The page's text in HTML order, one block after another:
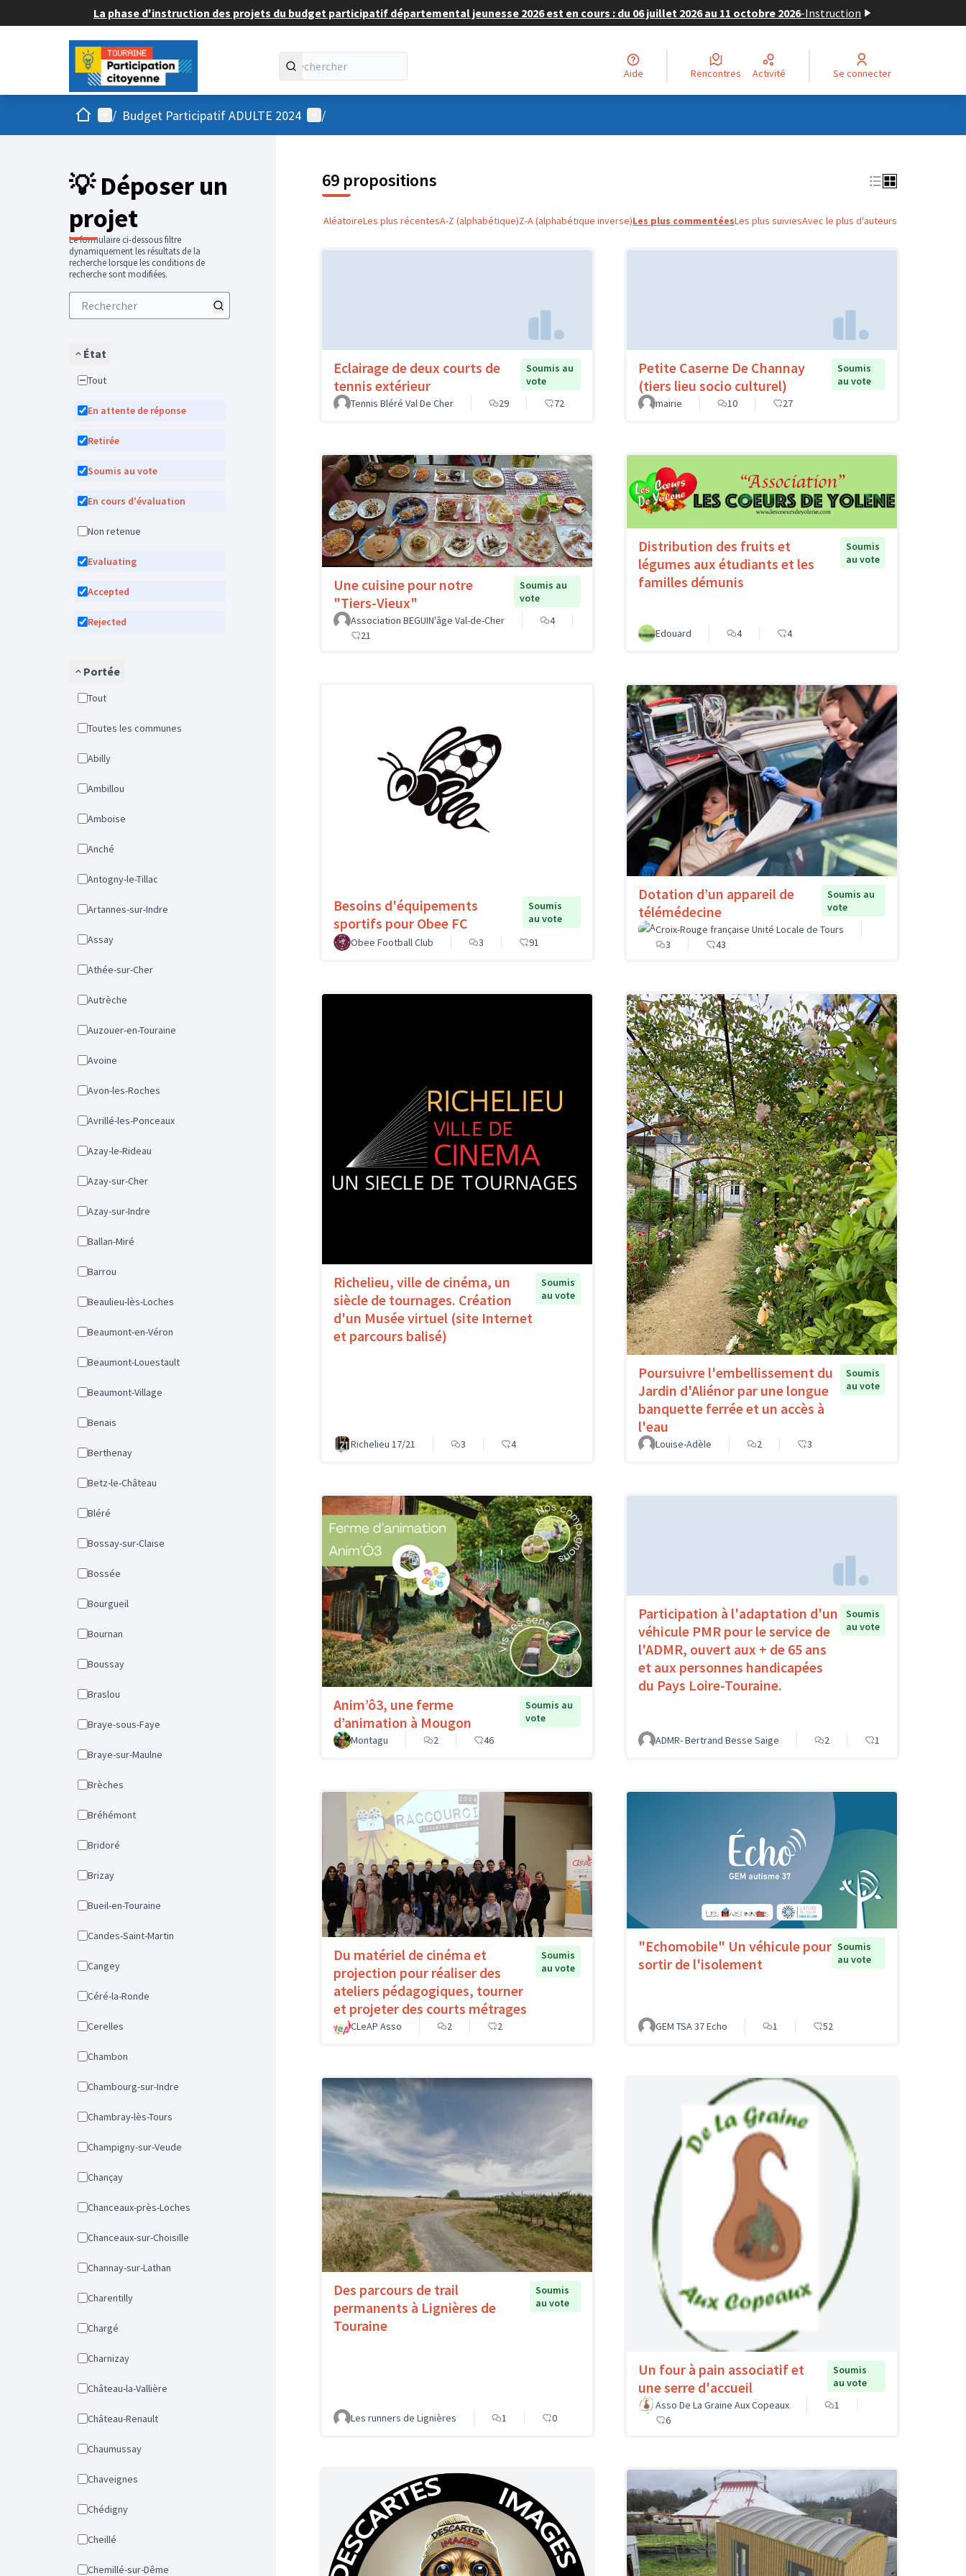
La phase d'instruction des projets du budget participatif départemental jeunesse 2026 est en cours : du 06 juillet 2026 au 11 octobre 2026-Instruction
Aide Rencontres Activité Se connecter
AccueilMenu principal
/ Budget Participatif ADULTE 2024 Menu utilisateur
/
💡 Déposer un
projet
Le formulaire ci-dessous filtre
dynamiquement les résultats de la
recherche lorsque les conditions de
recherche sont modifiées.
État
Tout
En attente de réponse
Retirée
Soumis au vote
En cours d'évaluation
Non retenue
Evaluating
Accepted
Rejected
Portée
Tout
Toutes les communes
Abilly
Ambillou
Amboise
Anché
Antogny-le-Tillac
Artannes-sur-Indre
Assay
Athée-sur-Cher
Autrèche
Auzouer-en-Touraine
Avoine
Avon-les-Roches
Avrillé-les-Ponceaux
Azay-le-Rideau
Azay-sur-Cher
Azay-sur-Indre
Ballan-Miré
Barrou
Beaulieu-lès-Loches
Beaumont-en-Véron
Beaumont-Louestault
Beaumont-Village
Benais
Berthenay
Betz-le-Château
Bléré
Bossay-sur-Claise
Bossée
Bourgueil
Bournan
Boussay
Braslou
Braye-sous-Faye
Braye-sur-Maulne
Brèches
Bréhémont
Bridoré
Brizay
Bueil-en-Touraine
Candes-Saint-Martin
Cangey
Céré-la-Ronde
Cerelles
Chambon
Chambourg-sur-Indre
Chambray-lès-Tours
Champigny-sur-Veude
Chançay
Chanceaux-près-Loches
Chanceaux-sur-Choisille
Channay-sur-Lathan
Charentilly
Chargé
Charnizay
Château-la-Vallière
Château-Renault
Chaumussay
Chaveignes
Chédigny
Cheillé
Chemillé-sur-Dême
69 propositions
AléatoireLes plus récentesA-Z (alphabétique)Z-A (alphabétique inverse)Les plus commentéesLes plus suiviesAvec le plus d'auteurs
Eclairage de deux courts de
tennis extérieur
Soumis au
vote
Tennis Bléré Val De Cher
29 72
Petite Caserne De Channay
(tiers lieu socio culturel)
Soumis
au vote
mairie
10 27
Une cuisine pour notre
"Tiers-Vieux"
Soumis au
vote
Association BEGUIN'âge Val-de-Cher
4
21
Distribution des fruits et
légumes aux étudiants et les
familles démunis
Soumis
au vote
Edouard 4 4
Besoins d'équipements
sportifs pour Obee FC
Soumis
au vote
Obee Football Club
3 91
Dotation d’un appareil de
télémédecine
Soumis au
vote
Croix-Rouge française Unité Locale de Tours
3
43
Richelieu, ville de cinéma, un
siècle de tournages. Création
d'un Musée virtuel (site Internet
et parcours balisé)
Soumis
au vote
Richelieu 17/21 3 4
Poursuivre l'embellissement du
Jardin d'Aliénor par une longue
banquette ferrée et un accès à
l'eau
Soumis
au vote
Louise-Adèle 2 3
Anim’ô3, une ferme
d’animation à Mougon
Soumis au
vote
Montagu
2 46
Participation à l'adaptation d'un
véhicule PMR pour le service de
l'ADMR, ouvert aux + de 65 ans
et aux personnes handicapées
du Pays Loire-Touraine.
Soumis
au vote
ADMR- Bertrand Besse Saige 2 1
Du matériel de cinéma et
projection pour réaliser des
ateliers pédagogiques, tourner
et projeter des courts métrages
Soumis
au vote
CLeAP Asso 2 2
"Echomobile" Un véhicule pour
sortir de l'isolement
Soumis
au vote
GEM TSA 37 Echo 1 52
Des parcours de trail
permanents à Lignières de
Touraine
Soumis
au vote
Les runners de Lignières 1 0
Un four à pain associatif et
une serre d'accueil
Soumis
au vote
Asso De La Graine Aux Copeaux
1
6